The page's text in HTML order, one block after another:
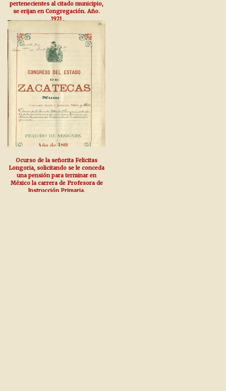
pertenecientes al citado municipio,
se erijan en Congregación. Año.
1921
Ocurso de la señorita Felicitas
Longoria, solicitando se le conceda
una pensión para terminar en
México la carrera de Profesora de
Instrucción Primaria.